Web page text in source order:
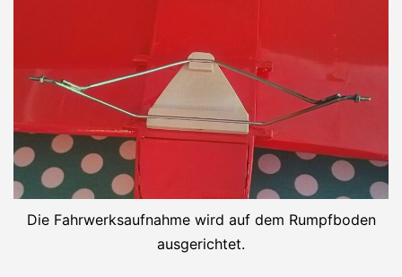
Die Fahrwerksaufnahme wird auf dem Rumpfboden
ausgerichtet.